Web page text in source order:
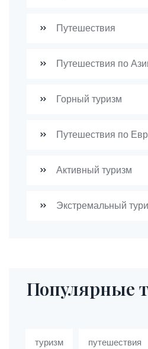
Путешествия
Путешествия по
Горный туризм
Путешествия по
Активный туризм
Экстремальный
Популярные
туризм путешествия